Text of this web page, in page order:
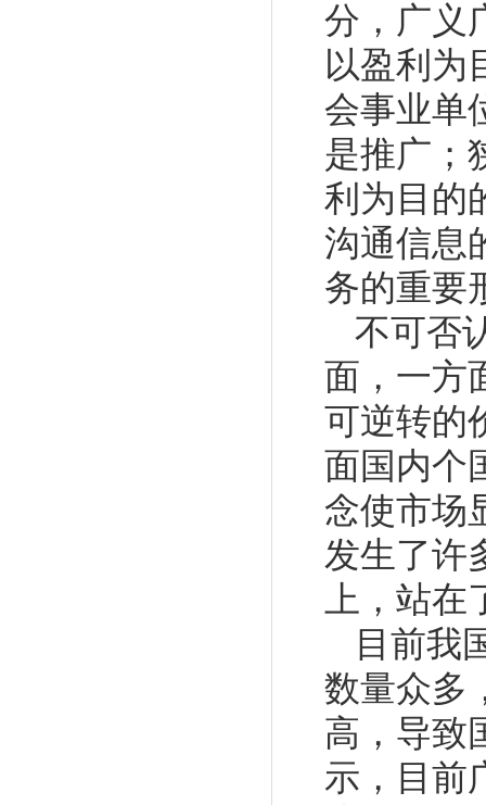
分，广义
以盈利为
会事业单
是推广；
利为目的
沟通信息
务的重要
不可否
面，一方
可逆转的
面国内个
念使市场
发生了许
上，站
目前我
数量众多
高，导致
示，目前